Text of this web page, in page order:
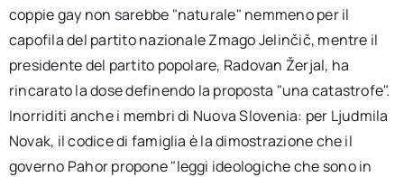
coppie gay non sarebbe "naturale" nemmeno per il
capofila del partito nazionale Zmago Jelinčič, mentre il
presidente del partito popolare, Radovan Žerjal, ha
rincarato la dose definendo la proposta "una catastrofe".
Inorriditi anche i membri di Nuova Slovenia: per Ljudmila
Novak, il codice di famiglia è la dimostrazione che il
governo Pahor propone "leggi ideologiche che sono in